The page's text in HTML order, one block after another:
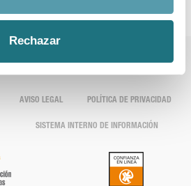
Rechazar
AVISO LEGAL POLÍTICA DE PRIVACIDAD
SISTEMA INTERNO DE INFORMACIÓN